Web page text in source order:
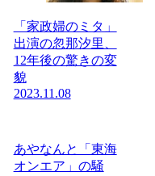
「家政婦のミタ」
出演の忽那汐里、
12年後の驚きの変
貌
2023.11.08
あやなんと「東海
オンエア」の騒